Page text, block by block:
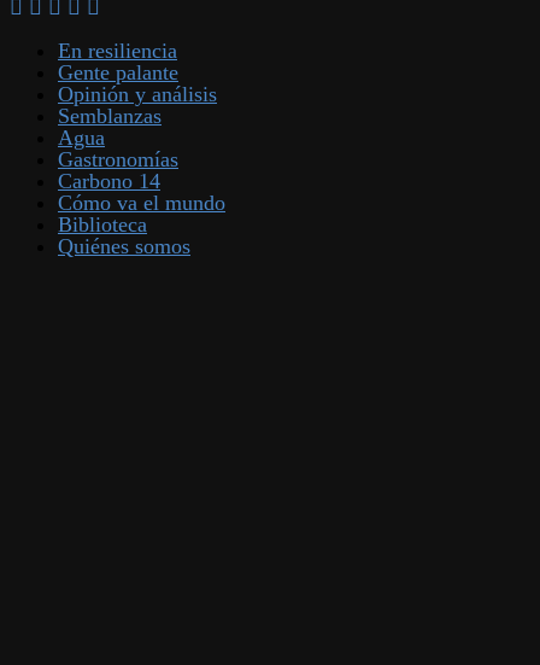
En resiliencia
Gente palante
Opinión y análisis
Semblanzas
Agua
Gastronomías
Carbono 14
Cómo va el mundo
Biblioteca
Quiénes somos